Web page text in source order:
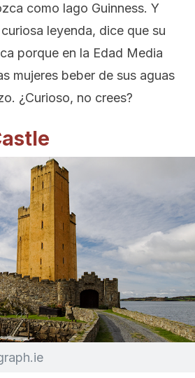
como lago Guinness. Y
leyenda, dice que su
porque en la Edad Media
mujeres beber de sus aguas
¿Curioso, no crees?